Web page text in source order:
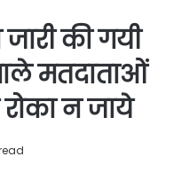
जारी की गयी
मतदाताओं
न जाये